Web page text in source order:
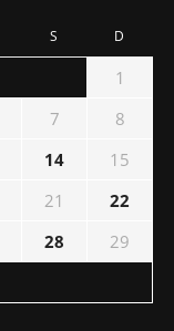
S D
1
7
8
14
15
21
22
28
29